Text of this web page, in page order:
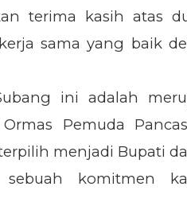
terima kasih atas
sama yang baik
ini adalah
Pemuda
menjadi Bupati
komitmen